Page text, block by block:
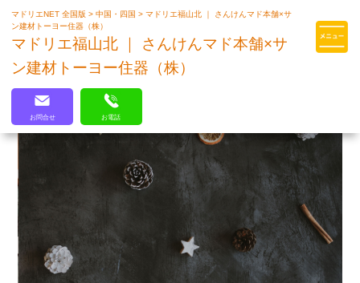
マドリエはLIXILの厳しい基準を
マドリエNET 全国版>中国・四国>マドリエ福山北 ｜ さんけんマド本舗×サ
ン建材トーヨー住器（株）
マドリエ福山北 ｜ さんけんマド本舗×サ
ン建材トーヨー住器（株）
お問合せ お電話